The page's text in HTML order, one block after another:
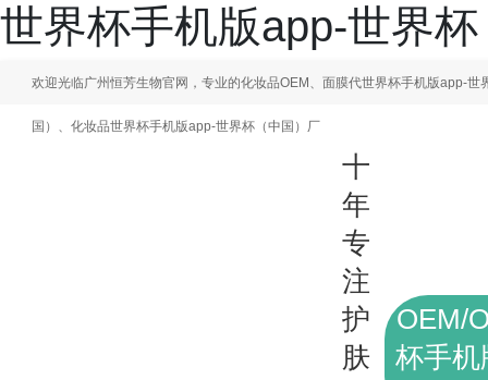
世界杯手机版app-世界
欢迎光临广州恒芳生物官网，专业的化妆品OEM、面膜代世界杯手机版app-世
国）、化妆品世界杯手机版app-世界杯（中国）厂
十
年
专
注
护
肤
OEM/
杯手机